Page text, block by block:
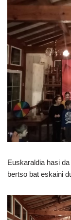
Euskaraldia hasi
bertso bat eskaini